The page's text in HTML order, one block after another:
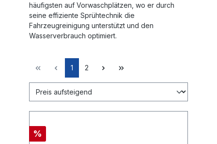
häufigsten auf Vorwaschplätzen, wo er durch
seine effiziente Sprühtechnik die
Fahrzeugreinigung unterstützt und den
Wasserverbrauch optimiert.
1 2
%